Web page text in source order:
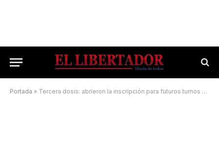
Portada » Tercera dosis: abrieron la inscripción para futuros turnos de vacunación